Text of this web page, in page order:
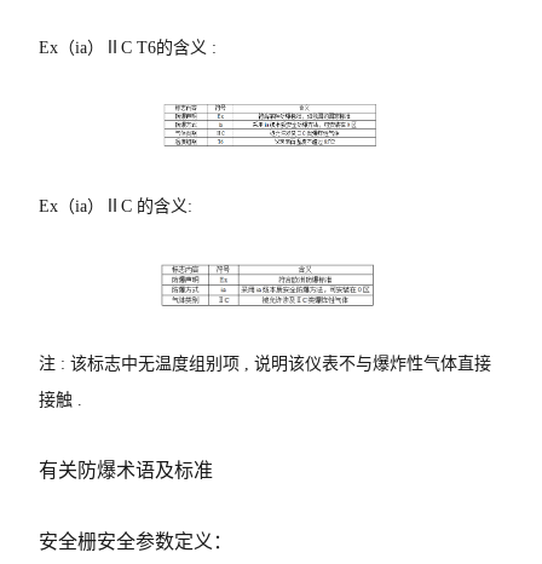
Ex（ia）ⅡC T6的含义 :
Ex（ia）ⅡC 的含义:
注 : 该标志中无温度组别项 , 说明该仪表不与爆炸性气体直接
接触 .
有关防爆术语及标准
安全栅安全参数定义：